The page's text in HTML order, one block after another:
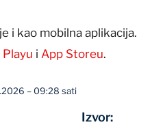
i kao mobilna aplikacija.
Playu i App Storeu.
– 09:28 sati
Izvor: